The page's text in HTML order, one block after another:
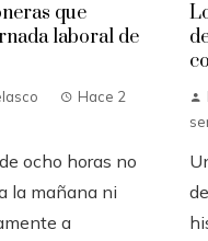
que
laboral de
Hace 2
ocho horas no
la mañana ni
a